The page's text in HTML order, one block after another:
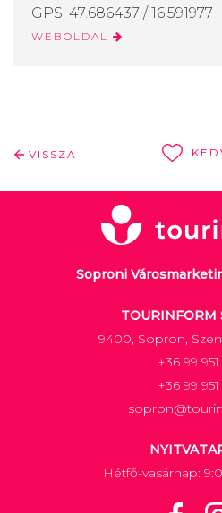
GPS: 47.686437 / 16.591977
WEBOLDAL
VISSZA
Soproni
TOURINFORM
9400, Sopron,
+36 99
+36 99
Hétfő-vasárnap: